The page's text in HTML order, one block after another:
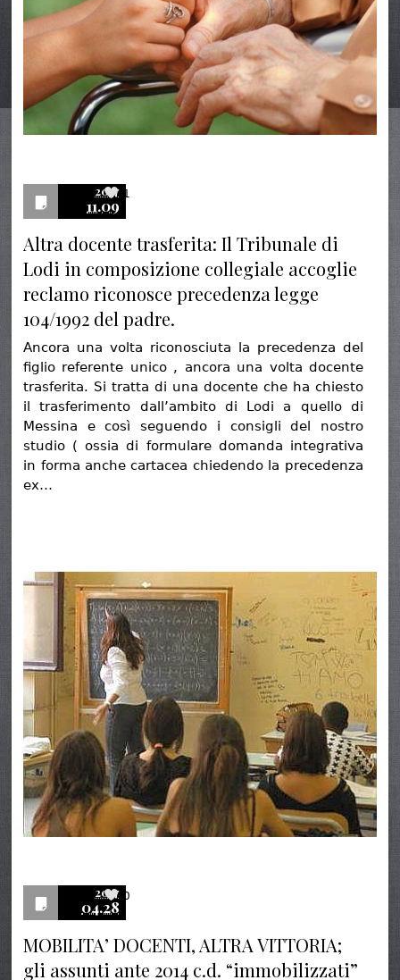
2017
11.09
1
Altra docente trasferita: Il Tribunale di
Lodi in composizione collegiale accoglie
reclamo riconosce precedenza legge
104/1992 del padre.
Ancora una volta riconosciuta la precedenza del
figlio referente unico , ancora una volta docente
trasferita. Si tratta di una docente che ha chiesto
il trasferimento dall’ambito di Lodi a quello di
Messina e così seguendo i consigli del nostro
studio ( ossia di formulare domanda integrativa
in forma anche cartacea chiedendo la precedenza
ex…
2017
04.28
0
MOBILITA’ DOCENTI, ALTRA VITTORIA;
gli assunti ante 2014 c.d. “immobilizzati”